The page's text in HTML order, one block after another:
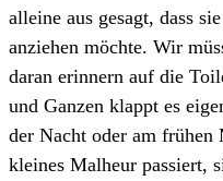
alleine aus gesagt, dass
anziehen möchte. Wir
daran erinnern auf die
und Ganzen klappt es
der Nacht oder am frühen
kleines Malheur passiert,